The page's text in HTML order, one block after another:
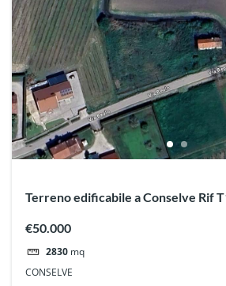
Terreno edificabile a Conselve Rif
€50.000
2830 mq
CONSELVE